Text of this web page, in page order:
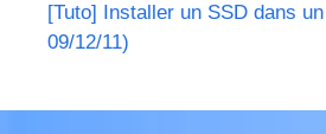
[Tuto] Installer un SSD dans
09/12/11)